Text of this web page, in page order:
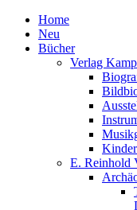
Home
Neu
Bücher
Verlag
E. Reinhold